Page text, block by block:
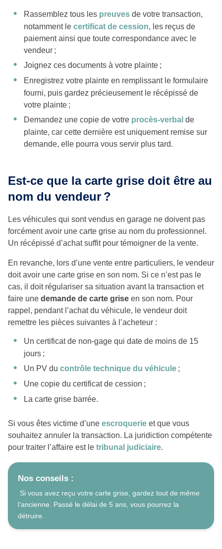
Rassemblez tous les preuves de votre transaction,
notamment le certificat de cession, les reçus de
paiement ainsi que toute correspondance avec le
vendeur ;
Joignez ces documents à votre plainte ;
Enregistrez votre plainte en remplissant le formulaire
fourni, puis gardez précieusement le récépissé de
votre plainte ;
Demandez une copie de votre procès-verbal de
plainte, car cette dernière est uniquement remise sur
demande, elle pourra vous servir plus tard.
Est-ce que la carte grise doit être au
nom du vendeur ?
Les véhicules qui sont vendus en garage ne doivent pas
forcément avoir une carte grise au nom du professionnel.
Un récépissé d’achat suffit pour témoigner de la vente.
En revanche, lors d’une vente entre particuliers, le vendeur
doit avoir une carte grise en son nom. Si ce n’est pas le
cas, il doit régulariser sa situation avant la transaction et
faire une demande de carte grise en son nom. Pour
rappel, pendant l’achat du véhicule, le vendeur doit
remettre les pièces suivantes à l’acheteur :
Un certificat de non-gage qui date de moins de 15
jours ;
Un PV du contrôle technique du véhicule ;
Une copie du certificat de cession ;
La carte grise barrée.
Si vous êtes victime d’une escroquerie et que vous
souhaitez annuler la transaction. La juridiction compétente
pour traiter l’affaire est le tribunal judiciaire.
Nos conseils :
Si vous avez reçu votre carte grise, gardez tout de même
l’ancienne. Passé le délai de 5 ans, vous pourrez la
détruire.